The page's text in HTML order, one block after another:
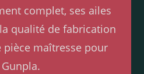
complet, ses ailes
qualité de fabrication
maîtresse pour